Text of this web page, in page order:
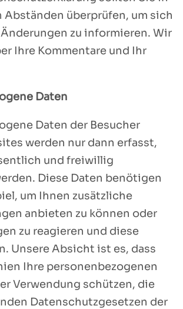
Abständen überprüfen, um sich
zu informieren. Wir
Ihre Kommentare und Ihr
Daten
Daten der Besucher
werden nur dann erfasst,
und freiwillig
Diese Daten benötigen
um Ihnen zusätzliche
anbieten zu können oder
zu reagieren und diese
Unsere Absicht ist es, dass
Ihre personenbezogenen
Verwendung schützen, die
Datenschutzgesetzen der